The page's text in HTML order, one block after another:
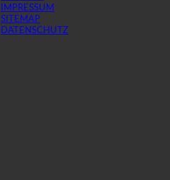
IMPRESSUM
SITEMAP
DATENSCHUTZ